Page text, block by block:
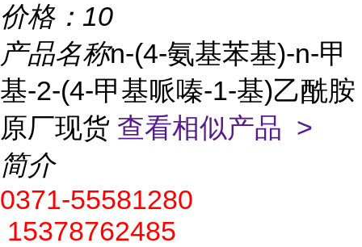
价格： 10
产品名称n-(4-氨基苯基)-n-甲
基-2-(4-甲基哌嗪-1-基)乙酰胺
原厂现货 查看相似产品 >
简介
0371-55581280
15378762485